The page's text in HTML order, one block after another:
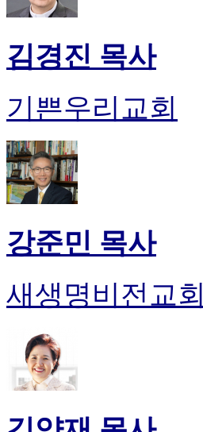
김경진 목사
기쁜우리교회
강준민 목사
새생명비전교회